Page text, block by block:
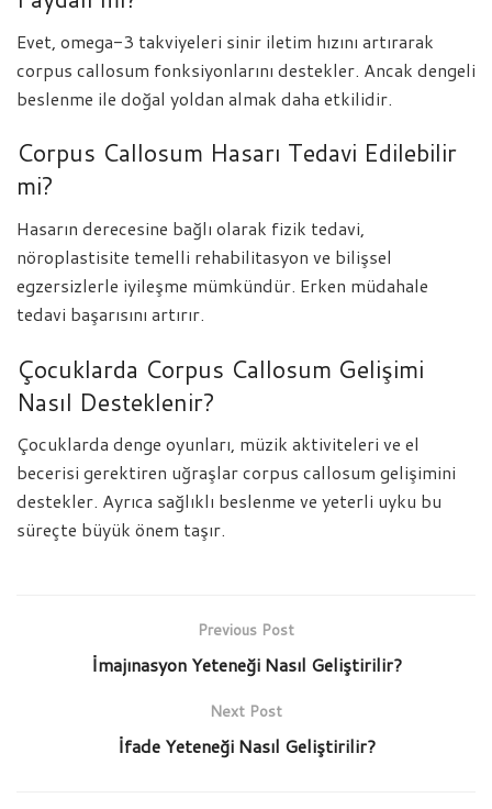
Evet, omega-3 takviyeleri sinir iletim hızını artırarak
corpus callosum fonksiyonlarını destekler. Ancak dengeli
beslenme ile doğal yoldan almak daha etkilidir.
Corpus Callosum Hasarı Tedavi Edilebilir
mi?
Hasarın derecesine bağlı olarak fizik tedavi,
nöroplastisite temelli rehabilitasyon ve bilişsel
egzersizlerle iyileşme mümkündür. Erken müdahale
tedavi başarısını artırır.
Çocuklarda Corpus Callosum Gelişimi
Nasıl Desteklenir?
Çocuklarda denge oyunları, müzik aktiviteleri ve el
becerisi gerektiren uğraşlar corpus callosum gelişimini
destekler. Ayrıca sağlıklı beslenme ve yeterli uyku bu
süreçte büyük önem taşır.
Previous Post
İmajınasyon Yeteneği Nasıl Geliştirilir?
Next Post
İfade Yeteneği Nasıl Geliştirilir?